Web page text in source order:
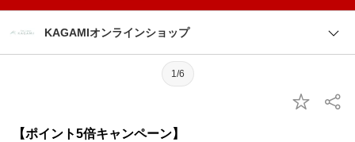
KAGAMIオンラインショップ
1/6
【ポイント5倍キャンペーン】